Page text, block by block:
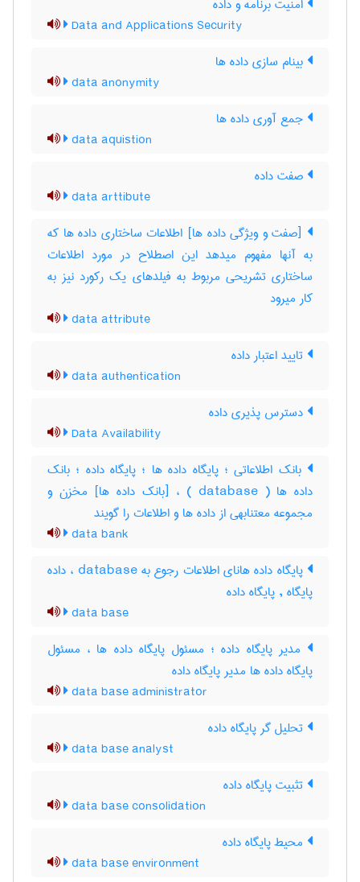
امنیت برنامه و داده
Data and Applications Security
بینام سازی داده ها
data anonymity
جمع آوری داده ها
data aquistion
صفت داده
data arttibute
[صفت و ویژگی داده ها] اطلاعات ساختاری داده ها که
به آنها مفهوم میدهد این اصطلاح در مورد اطلاعات
ساختاری تشریحی مربوط به فیلدهای یک رکورد نیز به
کار میرود
data attribute
تایید اعتبار داده
data authentication
دسترس پذیری داده
Data Availability
بانک اطلاعاتی ؛ پایگاه داده ها ؛ پایگاه داده ؛ بانک
داده ها ( database ) ، [بانک داده ها] مخزن و
مجموعه معتنابهی از داده ها و اطلاعات را گویند
data bank
پایگاه داده هانای اطلاعات رجوع به database ، داده
پایگاه , پایگاه داده
data base
مدیر پایگاه داده ؛ مسئول پایگاه داده ها ، مسئول
پایگاه داده ها مدیر پایگاه داده
data base administrator
تحلیل گر پایگاه داده
data base analyst
تثبیت پایگاه داده
data base consolidation
محیط پایگاه داده
data base environment